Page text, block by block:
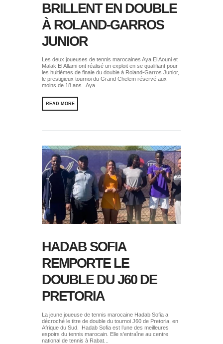
BRILLENT EN DOUBLE
À ROLAND-GARROS
JUNIOR
Les deux joueuses de tennis marocaines Aya El Aouni et
Malak El Allami ont réalisé un exploit en se qualifiant pour
les huitièmes de finale du double à Roland-Garros Junior,
le prestigieux tournoi du Grand Chelem réservé aux
moins de 18 ans. Aya...
READ MORE
HADAB SOFIA
REMPORTE LE
DOUBLE DU J60 DE
PRETORIA
La jeune joueuse de tennis marocaine Hadab Sofia a
décroché le titre de double du tournoi J60 de Pretoria, en
Afrique du Sud. Hadab Sofia est l’une des meilleures
espoirs du tennis marocain. Elle s’entraîne au centre
national de tennis à Rabat...